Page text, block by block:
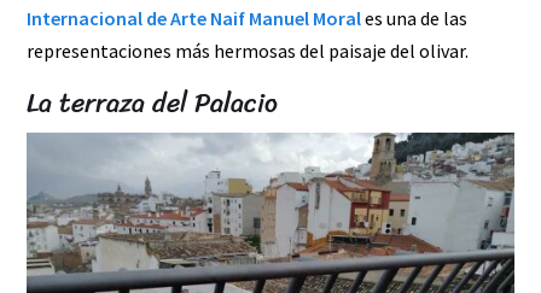
Internacional de Arte Naif Manuel Morales una de las
representaciones más hermosas del paisaje del olivar.
La terraza del Palacio